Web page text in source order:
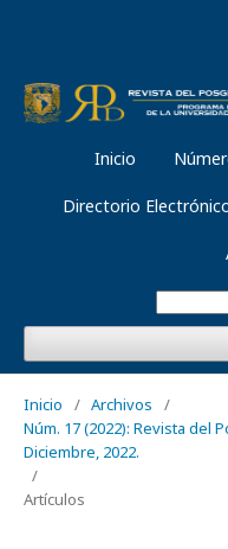
Inicio
Directorio
Inicio / Archivos
/
Núm. 17 (2022): Revista del
Diciembre, 2022.
/
Artículos